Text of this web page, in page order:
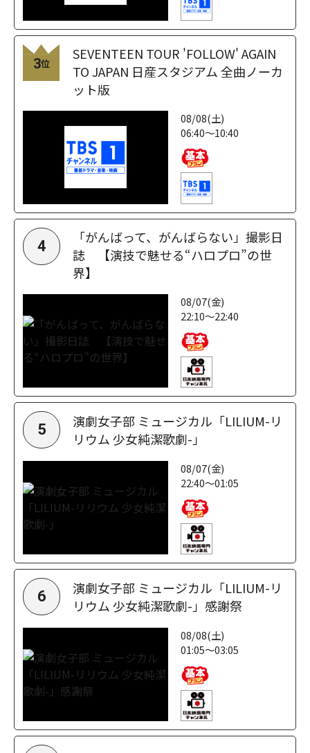
3位
SEVENTEEN TOUR 'FOLLOW' AGAIN
TO JAPAN 日産スタジアム 全曲ノーカ
ット版
08/08(土)
06:40～10:40
4
「がんばって、がんばらない」撮影日
誌 【演技で魅せる“ハロプロ”の世
界】
08/07(金)
22:10～22:40
5
演劇女子部 ミュージカル「LILIUM-リ
リウム 少女純潔歌劇-」
08/07(金)
22:40～01:05
6
演劇女子部 ミュージカル「LILIUM-リ
リウム 少女純潔歌劇-」感謝祭
08/08(土)
01:05～03:05